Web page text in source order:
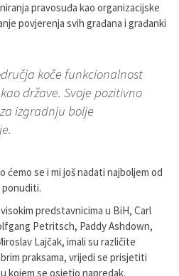
pravosuđa kao organizacijske
povjerenja svih građana i građanki
koče funkcionalnost
države. Svoje pozitivno
izgradnju bolje
ćemo se i mi još nadati najboljem od
ponuditi.
predstavnicima u BiH, Carl
Petritsch, Paddy Ashdown,
Lajčak, imali su različite
praksama, vrijedi se prisjetiti
kojem se osjetio napredak.